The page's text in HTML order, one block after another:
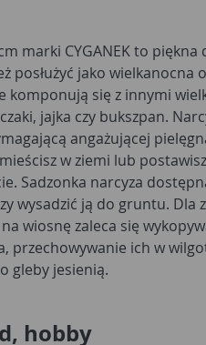
marki CYGANEK to piękna
posłużyć jako wielkanocna
komponują się z innymi
jajka czy bukszpan.
angażującej
w ziemi lub
Sadzonka narcyza
wysadzić ją do gruntu. Dla
wiosnę zaleca się
przechowywanie ich w
gleby jesienią.
hobby